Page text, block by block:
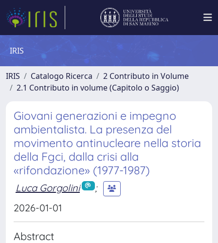
IRIS
IRIS Catalogo Ricerca
2 Contributo in Volume
2.1 Contributo in volume (Capitolo o Saggio)
Giovani generazioni e impegno
ambientalista. La presenza del
movimento antinucleare nella storia
della Fgci, dalla crisi alla
«rifondazione» (1977-1987)
Luca Gorgolini
;
2026-01-01
Abstract